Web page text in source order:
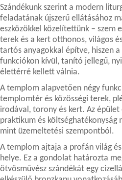
Szándékunk szerint a modern
feladatának újszerű ellátásához
eszközökkel közelítettünk – szem
terek és a kert otthonos, világos
tartós anyagokkal építve, hiszen a
funkciókon kívül, tanító jellegű,
élettérré kellett válnia.
A templom alapvetően négy
templomtér és közösségi terek,
irodával, torony és kert. Az
praktikum és költséghatékonyság
mint üzemeltetési szempontból.
A templom ajtaja a profán világ
helye. Ez a gondolat határozta
ötvösművész szándékát egy